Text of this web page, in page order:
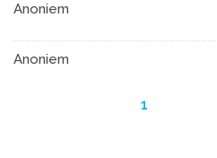
Anoniem
Anoniem
1